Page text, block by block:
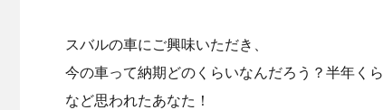
スバルの車にご興味いただき、
今の車って納期どのくらいなんだろう？半年く
など思われたあなた！